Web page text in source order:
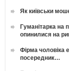
Як київськи
Гуманітарка на
опинилися на
Фірма чоловіка
посередник…